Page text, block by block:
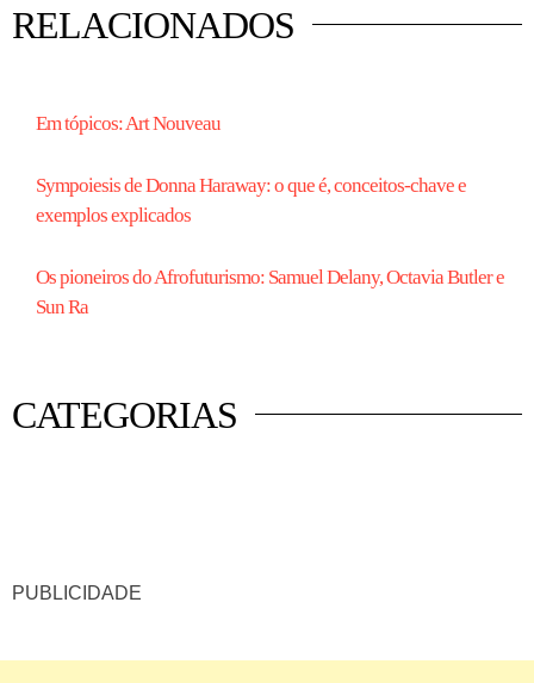
RELACIONADOS
Em tópicos: Art Nouveau
Sympoiesis de Donna Haraway: o que é, conceitos-chave e
exemplos explicados
Os pioneiros do Afrofuturismo: Samuel Delany, Octavia Butler e
Sun Ra
CATEGORIAS
PUBLICIDADE